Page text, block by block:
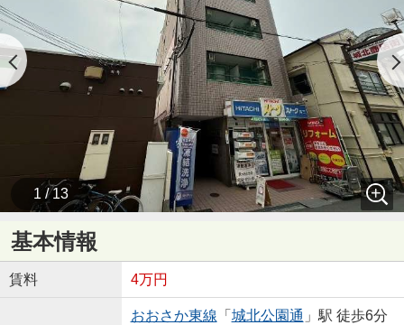
1 / 13
基本情報
賃料 4万円
おおさか東線 「 城北公園通 」駅 徒歩6分